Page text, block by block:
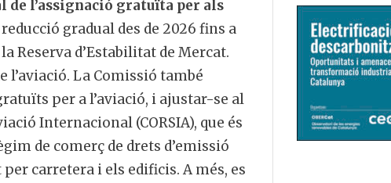
de l’assignació gratuïta per als
gradual des de 2026 fins a
Reserva d’Estabilitat de Mercat.
l’aviació. La Comissió també
per a l’aviació, i ajustar-se al
Internacional (CORSIA), que és
de comerç de drets d’emissió
carretera i els edificis. A més, es